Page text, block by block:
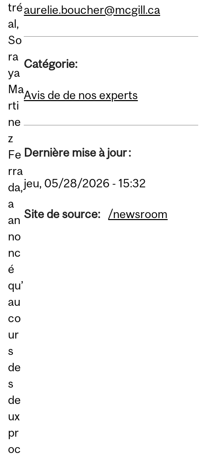
tré
al,
So
ra
ya
Ma
rti
ne
z
Fe
rra
da,
a
an
no
nc
é
qu’
au
co
ur
s
de
s
de
ux
pr
oc
aurelie.boucher@mcgill.ca
Catégorie:
Avis de de nos experts
Dernière mise à jour :
jeu, 05/28/2026 - 15:32
Site de source: /newsroom